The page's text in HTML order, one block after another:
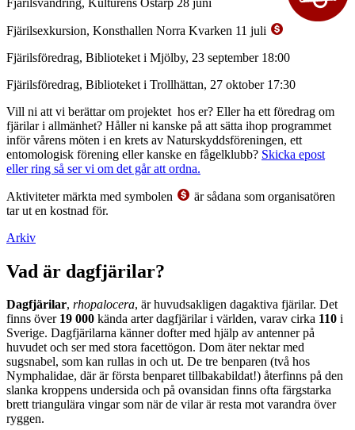
Fjärilsexkursion, Konsthallen Norra Kvarken 11 juli
Fjärilsföredrag, Biblioteket i Mjölby, 23 september 18:00
Fjärilsföredrag, Biblioteket i Trollhättan, 27 oktober 17:30
Vill ni att vi berättar om projektet hos er? Eller ha ett föredrag om
fjärilar i allmänhet? Håller ni kanske på att sätta ihop programmet
inför vårens möten i en krets av Naturskyddsföreningen, ett
entomologisk förening eller kanske en fågelklubb? Skicka epost
eller ring så ser vi om det går att ordna.
Aktiviteter märkta med symbolen
är sådana som organisatören
tar ut en kostnad för.
Arkiv
Vad är dagfjärilar?
Dagfjärilar, rhopalocera, är huvudsakligen dagaktiva fjärilar. Det
finns över 19 000 kända arter dagfjärilar i världen, varav cirka 110 i
Sverige. Dagfjärilarna känner dofter med hjälp av antenner på
huvudet och ser med stora facettögon. Dom äter nektar med
sugsnabel, som kan rullas in och ut. De tre benparen (två hos
Nymphalidae, där är första benparet tillbakabildat!) återfinns på den
slanka kroppens undersida och på ovansidan finns ofta färgstarka
brett triangulära vingar som när de vilar är resta mot varandra över
ryggen.